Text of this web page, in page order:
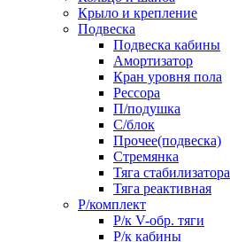
Крыло и крепление
Подвеска
Подвеска кабины
Амортизатор
Кран уровня пола
Рессора
П/подушка
С/блок
Прочее(подвеска)
Стремянка
Тяга стабилизатора
Тяга реактивная
Р/комплект
Р/к V-обр. тяги
Р/к кабины